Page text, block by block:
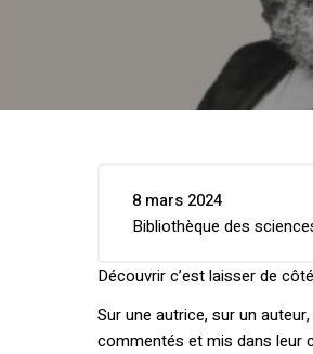
8 mars 2024
Bibliothèque des
Découvrir c’est laisser de
Sur une autrice, sur un
commentés et mis dans leur